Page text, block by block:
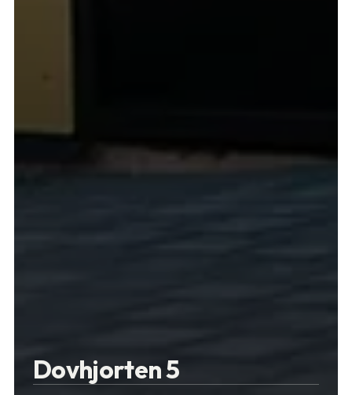
Dovhjorten 5